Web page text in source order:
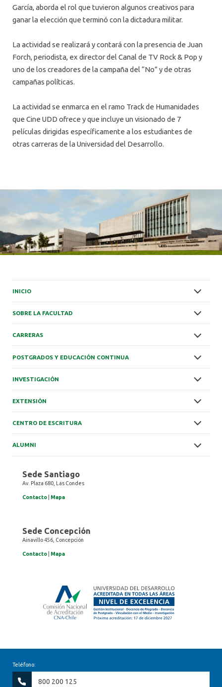
García, aborda el rol que tuvieron algunos creativos para
ganar la elección que terminó con la dictadura militar.
La actividad se realizará y contará con la presencia de Juan
Forch, periodista, ex director del Canal de TV Rock & Pop y
uno de los creadores de la campaña del “No” y de otras
campañas políticas.
La actividad se enmarca en el ramo Track de Humanidades
que Cine UDD ofrece y que incluye un visionado de 7
películas dirigidas específicamente a los estudiantes de
otras carreras de la Universidad del Desarrollo.
INICIO
SOBRE LA FACULTAD
CARRERAS
POSTGRADOS Y EDUCACIÓN CONTINUA
INVESTIGACIÓN
EXTENSIÓN
CENTRO DE ESCRITURA
ALUMNI
Sede Santiago
Av. Plaza 680, Las Condes
Contacto Mapa
Sede Concepción
Ainavillo 456, Concepción
Contacto Mapa
Teléfono:
800 200 125